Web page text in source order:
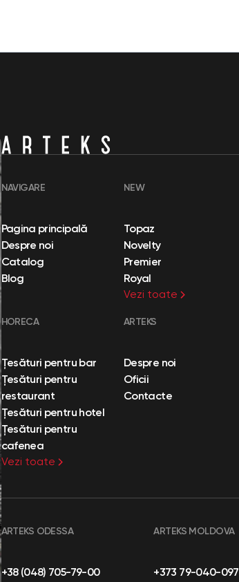
NAVIGARE
Pagina principală
Despre noi
Catalog
Blog
NEW
Topaz
Novelty
Premier
Royal
Vezi toate
HORECA
Țesături pentru bar
Țesături pentru
restaurant
Țesături pentru hotel
Țesături pentru
cafenea
Vezi toate
ARTEKS
Despre noi
Oficii
Contacte
ARTEKS ODESSA
+38 (048) 705-79-00
ARTEKS MOLDOVA
+373 79-040-097